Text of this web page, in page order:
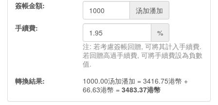
簽帳金額:
汤加潘加
手續費:
%
注: 若考慮簽帳回贈, 可將其計入手續費.
若回贈高過手續費, 可將手續費設為負數
值.
轉換結果:
1000.00汤加潘加 = 3416.75港幣 +
66.63港幣 = 3483.37港幣